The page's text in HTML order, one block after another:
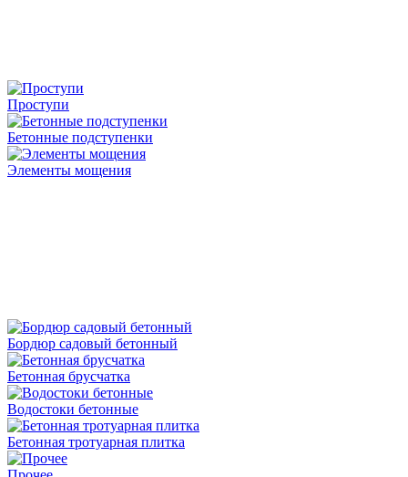
Проступи
Бетонные подступенки
Элементы мощения
Бордюр садовый бетонный
Бетонная брусчатка
Водостоки бетонные
Бетонная тротуарная плитка